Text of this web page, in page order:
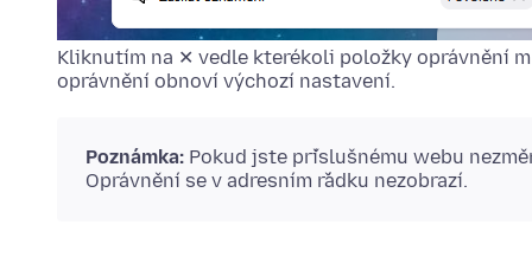
Kliknutím na ✕ vedle kterékoli položky oprávnění
oprávnění obnoví výchozí nastavení.
Poznámka: Pokud jste příslušnému webu
Oprávnění se v adresním řádku nezobrazí.